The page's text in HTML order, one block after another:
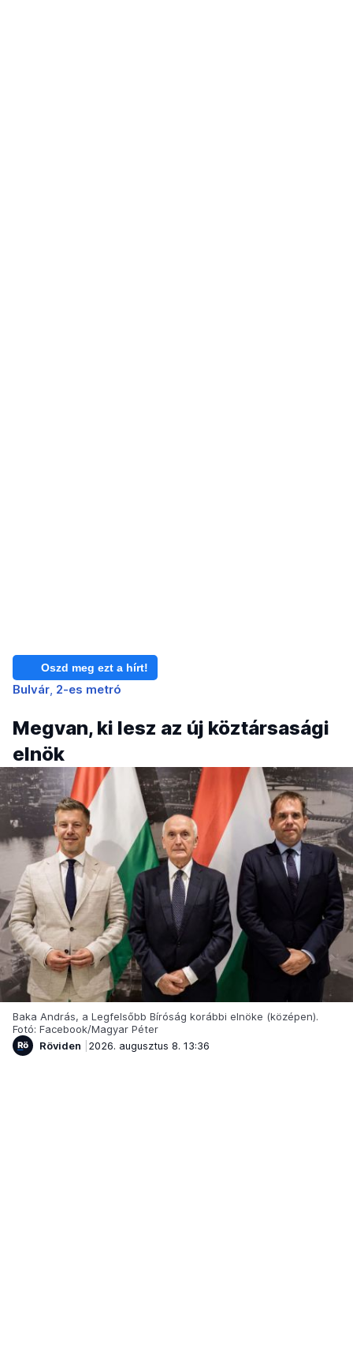
Oszd meg ezt a hírt!
Bulvár 2-es metró
Megvan, ki lesz az új köztársasági
elnök
Baka András, a Legfelsőbb Bíróság korábbi elnöke (középen).
Fotó: Facebook/Magyar Péter
Röviden
2026. augusztus 8. 13:36